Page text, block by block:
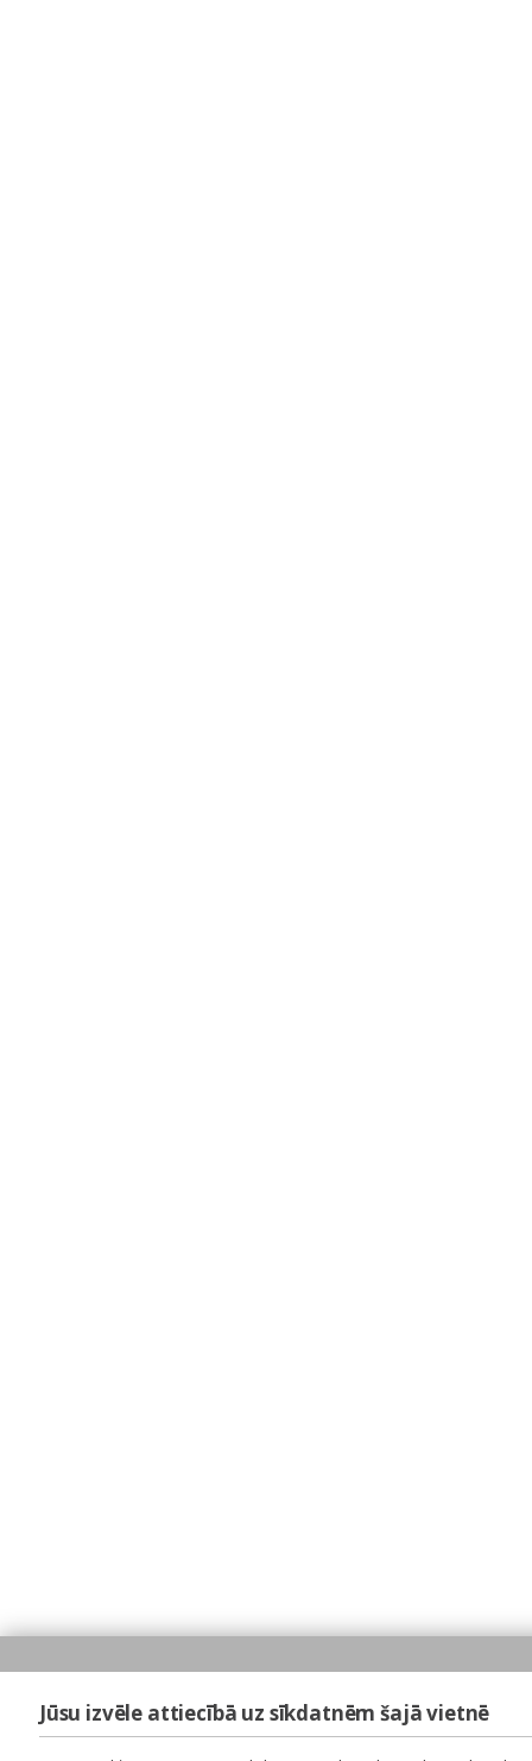
Jūsu izvēle attiecībā uz sīkdatnēm šajā vietnē